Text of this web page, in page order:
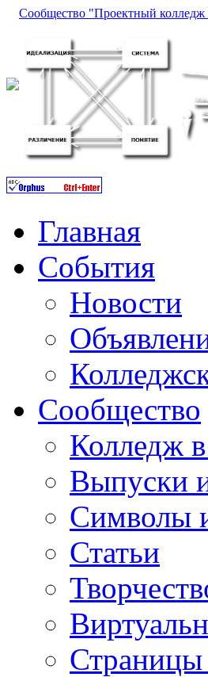
Сообщество "Проектный колледж
Главная
События
Новости
Сообщество
Колледж
Выпуски
Символы
Статьи
Страницы